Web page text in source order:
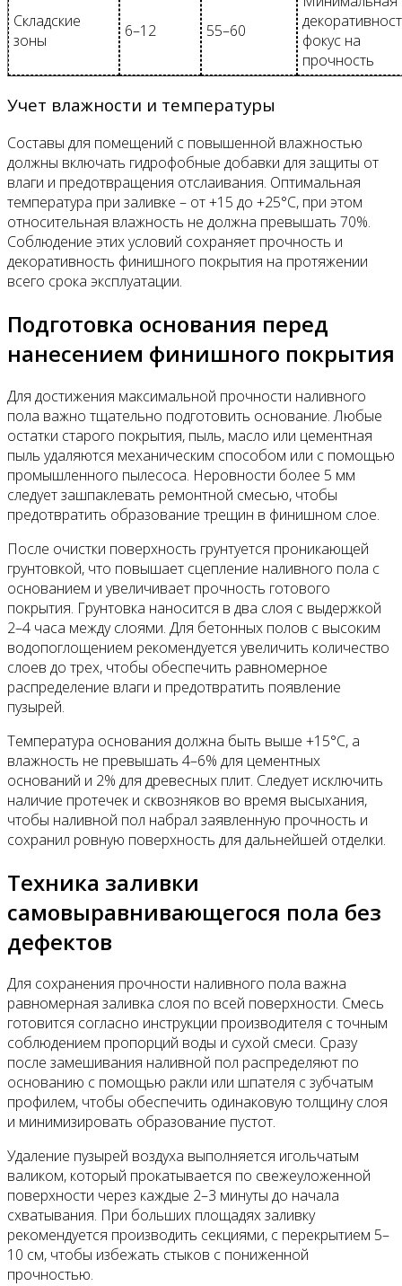
Складские
зоны
6–12 55–60
фокус на
прочность
Учет влажности и температуры
Составы для помещений с повышенной влажностью
должны включать гидрофобные добавки для защиты от
влаги и предотвращения отслаивания. Оптимальная
температура при заливке – от +15 до +25°C, при этом
относительная влажность не должна превышать 70%.
Соблюдение этих условий сохраняет прочность и
декоративность финишного покрытия на протяжении
всего срока эксплуатации.
Подготовка основания перед
нанесением финишного покрытия
Для достижения максимальной прочности наливного
пола важно тщательно подготовить основание. Любые
остатки старого покрытия, пыль, масло или цементная
пыль удаляются механическим способом или с помощью
промышленного пылесоса. Неровности более 5 мм
следует зашпаклевать ремонтной смесью, чтобы
предотвратить образование трещин в финишном слое.
После очистки поверхность грунтуется проникающей
грунтовкой, что повышает сцепление наливного пола с
основанием и увеличивает прочность готового
покрытия. Грунтовка наносится в два слоя с выдержкой
2–4 часа между слоями. Для бетонных полов с высоким
водопоглощением рекомендуется увеличить количество
слоев до трех, чтобы обеспечить равномерное
распределение влаги и предотвратить появление
пузырей.
Температура основания должна быть выше +15°C, а
влажность не превышать 4–6% для цементных
оснований и 2% для древесных плит. Следует исключить
наличие протечек и сквозняков во время высыхания,
чтобы наливной пол набрал заявленную прочность и
сохранил ровную поверхность для дальнейшей отделки.
Техника заливки
самовыравнивающегося пола без
дефектов
Для сохранения прочности наливного пола важна
равномерная заливка слоя по всей поверхности. Смесь
готовится согласно инструкции производителя с точным
соблюдением пропорций воды и сухой смеси. Сразу
после замешивания наливной пол распределяют по
основанию с помощью ракли или шпателя с зубчатым
профилем, чтобы обеспечить одинаковую толщину слоя
и минимизировать образование пустот.
Удаление пузырей воздуха выполняется игольчатым
валиком, который прокатывается по свежеуложенной
поверхности через каждые 2–3 минуты до начала
схватывания. При больших площадях заливку
рекомендуется производить секциями, с перекрытием 5–
10 см, чтобы избежать стыков с пониженной
прочностью.